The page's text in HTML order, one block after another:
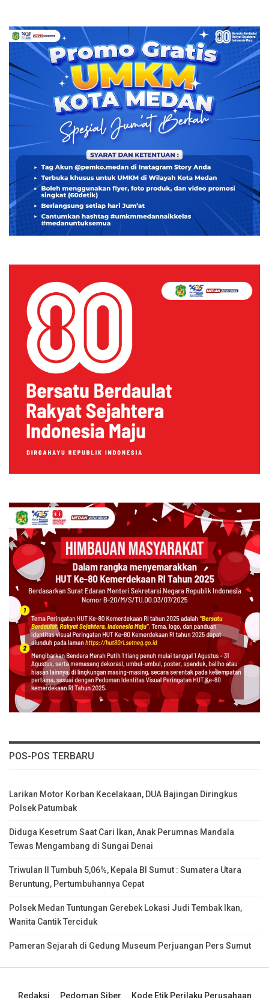
POS-POS TERBARU
Larikan Motor Korban Kecelakaan, DUA Bajingan Diringkus
Polsek Patumbak
Diduga Kesetrum Saat Cari Ikan, Anak Perumnas Mandala
Tewas Mengambang di Sungai Denai
Triwulan II Tumbuh 5,06%, Kepala BI Sumut : Sumatera Utara
Beruntung, Pertumbuhannya Cepat
Polsek Medan Tuntungan Gerebek Lokasi Judi Tembak Ikan,
Wanita Cantik Terciduk
Pameran Sejarah di Gedung Museum Perjuangan Pers Sumut
Redaksi Pedoman Siber Kode Etik Perilaku Perusahaan